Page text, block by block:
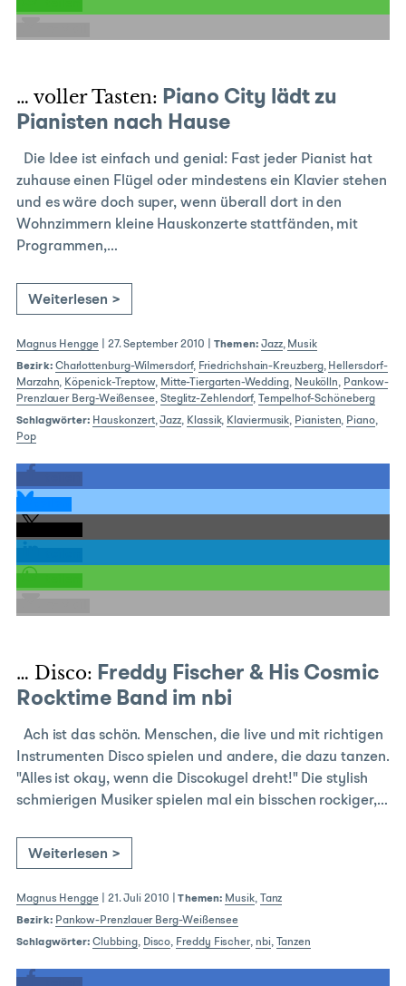
… voller Tasten: Piano City lädt zu
Pianisten nach Hause
Die Idee ist einfach und genial: Fast jeder Pianist hat
zuhause einen Flügel oder mindestens ein Klavier stehen
und es wäre doch super, wenn überall dort in den
Wohnzimmern kleine Hauskonzerte stattfänden, mit
Programmen,…
Weiterlesen >
Magnus Hengge| 27. September 2010 |Themen: Jazz, Musik
Bezirk: Charlottenburg-Wilmersdorf, Friedrichshain-Kreuzberg, Hellersdorf-
Marzahn, Köpenick-Treptow, Mitte-Tiergarten-Wedding, Neukölln, Pankow-
Prenzlauer Berg-Weißensee, Steglitz-Zehlendorf,
Tempelhof-Schöneberg
Schlagwörter: Hauskonzert,Jazz, Klassik, Klaviermusik, Pianisten, Piano,
Pop
… Disco: Freddy Fischer & His Cosmic
Rocktime Band im nbi
Ach ist das schön. Menschen, die live und mit richtigen
Instrumenten Disco spielen und andere, die dazu tanzen.
"Alles ist okay, wenn die Discokugel dreht!" Die stylish
schmierigen Musiker spielen mal ein bisschen rockiger,…
Weiterlesen >
Magnus Hengge| 21. Juli 2010 |Themen: Musik,
Tanz
Bezirk: Pankow-Prenzlauer Berg-Weißensee
Schlagwörter: Clubbing, Disco, Freddy Fischer, nbi, Tanzen